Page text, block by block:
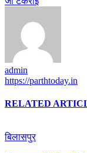
admin
https://parthtoday.in
RELATED
बिलासपुर